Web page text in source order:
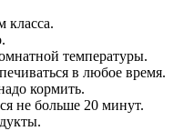
класса.
температуры.
в любое время.
кормить.
не больше 20 минут.